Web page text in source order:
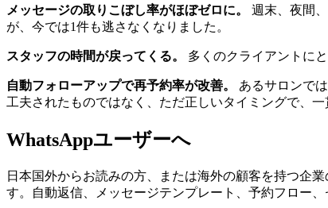
メッセージの取りこぼし率がほぼゼロに。
週末、夜間
が、今では1件も逃さなくなりました。
スタッフの時間が戻ってくる。 多くのクライアントに
自動フォローアップで再予約率が改善。
あるサロンで
工夫されたものではなく、ただ正しいタイミングで、一
WhatsAppユーザーへ
日本国外からお読みの方、または海外の顧客を持つ企
す。自動返信、メッセージテンプレート、予約フロー